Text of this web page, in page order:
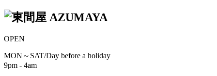
OPEN
MON～SAT/Day before a holiday
9pm - 4am